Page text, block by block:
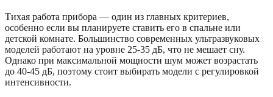
Тихая работа прибора — один из главных критериев,
особенно если вы планируете ставить его в спальне или
детской комнате. Большинство современных ультразвуковых
моделей работают на уровне 25-35 дБ, что не мешает сну.
Однако при максимальной мощности шум может возрастать
до 40-45 дБ, поэтому стоит выбирать модели с регулировкой
интенсивности.